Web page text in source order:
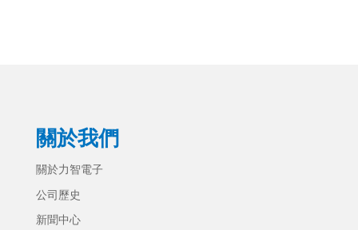
關於我們
關於力智電子
公司歷史
新聞中心